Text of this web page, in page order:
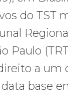
do TST
Paulo
a um
base